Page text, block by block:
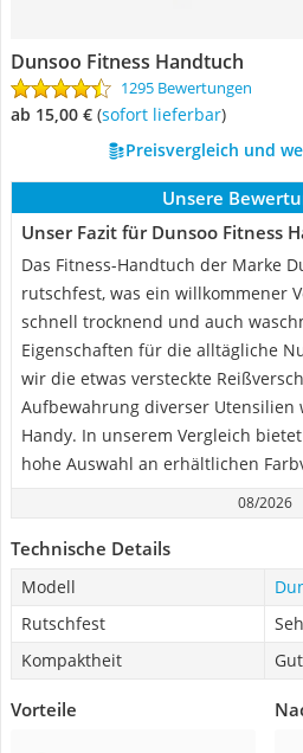
Dunsoo Fitness Handtuch
1295 Bewertungen
ab 15,00 € ( Sofort lieferbar)
Preisvergleich und
Unsere
Unser Fazit für Dunsoo Fitness
Das Fitness-Handtuch der Marke
rutschfest, was ein willkommener
schnell trocknend und auch
Eigenschaften für die alltägliche
wir die etwas versteckte
Aufbewahrung diverser Utensilien
Handy. In unserem Vergleich
hohe Auswahl an erhältlichen
08/2026
Technische Details
Modell
Rutschfest
Kompaktheit
Gut
Vorteile